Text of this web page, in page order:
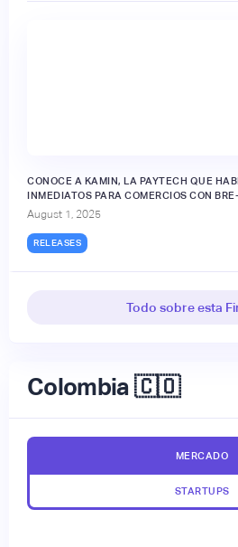
CONOCE A KAMIN, LA PAYTECH QUE
INMEDIATOS PARA COMERCIOS CON
August 1, 2025
RELEASES
Todo sobre esta
Colombia 🇨🇴
MERCADO
STARTUPS